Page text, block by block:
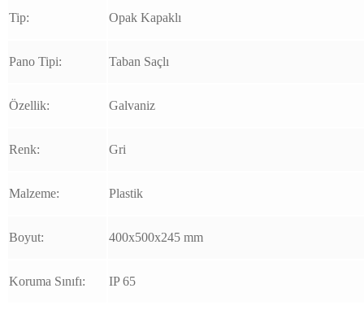
Tip: Opak Kapaklı
Pano Tipi: Taban Saçlı
Özellik: Galvaniz
Renk: Gri
Malzeme: Plastik
Boyut: 400x500x245 mm
Koruma Sınıfı: IP 65